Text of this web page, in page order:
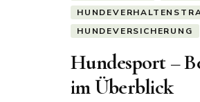
HUNDEVERSICHERUNG
Hundesport –
im Überblick